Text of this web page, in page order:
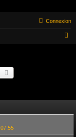
Connexion
Rechercher